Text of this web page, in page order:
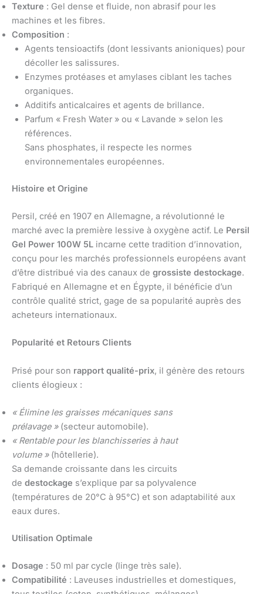
Texture : Gel dense et fluide, non abrasif pour les
machines et les fibres.
Composition :
Agents tensioactifs (dont lessivants anioniques) pour
décoller les salissures.
Enzymes protéases et amylases ciblant les taches
organiques.
Additifs anticalcaires et agents de brillance.
Parfum « Fresh Water » ou « Lavande » selon les
références.
Sans phosphates, il respecte les normes
environnementales européennes.
Histoire et Origine
Persil, créé en 1907 en Allemagne, a révolutionné le
marché avec la première lessive à oxygène actif. Le Persil
Gel Power 100W 5L incarne cette tradition d’innovation,
conçu pour les marchés professionnels européens avant
d’être distribué via des canaux de grossiste destockage.
Fabriqué en Allemagne et en Égypte, il bénéficie d’un
contrôle qualité strict, gage de sa popularité auprès des
acheteurs internationaux.
Popularité et Retours Clients
Prisé pour son rapport qualité-prix, il génère des retours
clients élogieux :
« Élimine les graisses mécaniques sans
prélavage »(secteur automobile).
« Rentable pour les blanchisseries à haut
volume »(hôtellerie).
Sa demande croissante dans les circuits
de destockage s’explique par sa polyvalence
(températures de 20°C à 95°C) et son adaptabilité aux
eaux dures.
Utilisation Optimale
Dosage : 50 ml par cycle (linge très sale).
Compatibilité : Laveuses industrielles et domestiques,